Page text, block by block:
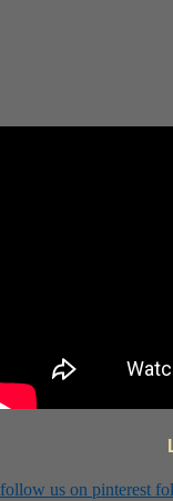
follow us on pinterest